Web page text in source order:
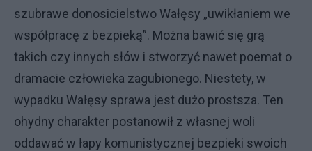
szubrawe donosicielstwo Wałęsy „uwikłaniem we
współpracę z bezpieką”. Można bawić się grą
takich czy innych słów i stworzyć nawet poemat o
dramacie człowieka zagubionego. Niestety, w
wypadku Wałęsy sprawa jest dużo prostsza. Ten
ohydny charakter postanowił z własnej woli
oddawać w łapy komunistycznej bezpieki swoich